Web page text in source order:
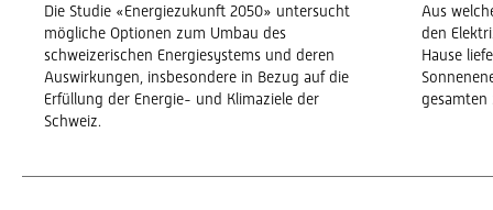
Die Studie «Energiezukunft 2050» untersucht
mögliche Optionen zum Umbau des
schweizerischen Energiesystems und deren
Auswirkungen, insbesondere in Bezug auf die
Erfüllung der Energie- und Klimaziele der
Schweiz.
Aus
den
Hause
gesamten